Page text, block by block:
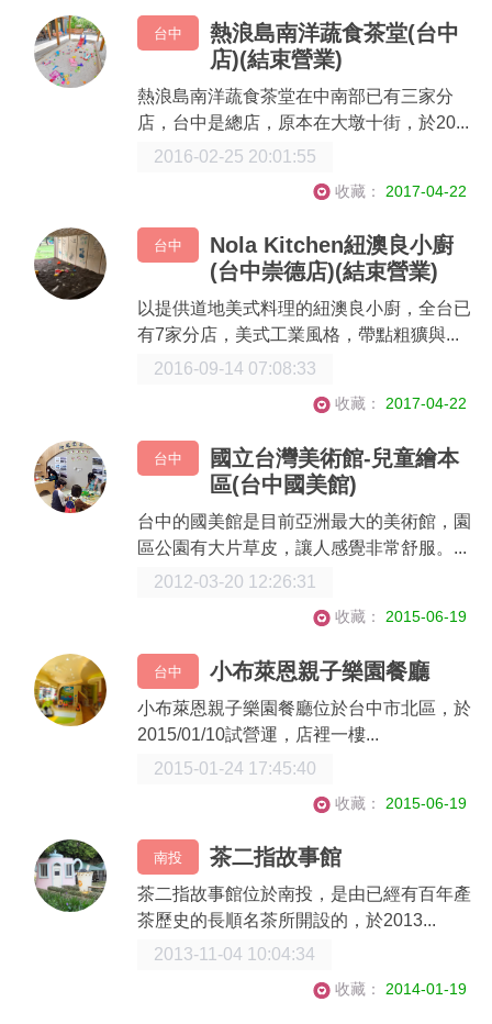
台中
熱浪島南洋蔬食茶堂(台中
店)(結束營業)
熱浪島南洋蔬食茶堂在中南部已有三家分
店，台中是總店，原本在大墩十街，於20...
2016-02-25 20:01:55
收藏： 2017-04-22
台中
Nola Kitchen紐澳良小廚
(台中崇德店)(結束營業)
以提供道地美式料理的紐澳良小廚，全台已
有7家分店，美式工業風格，帶點粗獷與...
2016-09-14 07:08:33
收藏： 2017-04-22
台中
國立台灣美術館-兒童繪本
區(台中國美館)
台中的國美館是目前亞洲最大的美術館，園
區公園有大片草皮，讓人感覺非常舒服。...
2012-03-20 12:26:31
收藏： 2015-06-19
台中 小布萊恩親子樂園餐廳
小布萊恩親子樂園餐廳位於台中市北區，於
2015/01/10試營運，店裡一樓...
2015-01-24 17:45:40
收藏： 2015-06-19
南投 茶二指故事館
茶二指故事館位於南投，是由已經有百年產
茶歷史的長順名茶所開設的，於2013...
2013-11-04 10:04:34
收藏： 2014-01-19